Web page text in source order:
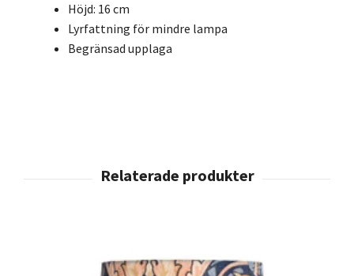
Höjd: 16 cm
Lyrfattning för mindre lampa
Begränsad upplaga